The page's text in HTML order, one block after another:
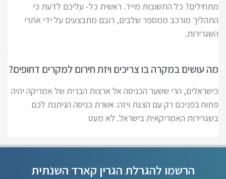
מתחילים? כל התשובות מייד. ראשית כל- עליכם לדעת כי
התהליך מורכב ממספר שלבים, רובם מתבצעים על ידי אתרי
השגרירות.
מה עושים במקרה בו צריכים ויזת חירום למקרים דחופים?
כישראלים, הרי ששער הכניסה אל ארצות הברית של אמריקה יהיה
פתוח בפניכם רק עם הצגת ויזה: אשרת כניסה הניתנת לכם
בשגרירות האמריקאית בישראל. לא מעט
הרשמו להגרלת הגרין קארד השנתית